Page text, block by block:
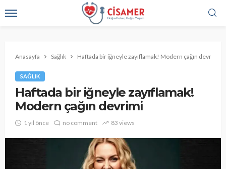
Anasayfa Sağlık Haftada bir iğneyle zayıflamak! Modern çağın devrimi
SAĞLIK
Haftada bir iğneyle zayıflamak!
Modern çağın devrimi
1 yıl önce no comment 83 views